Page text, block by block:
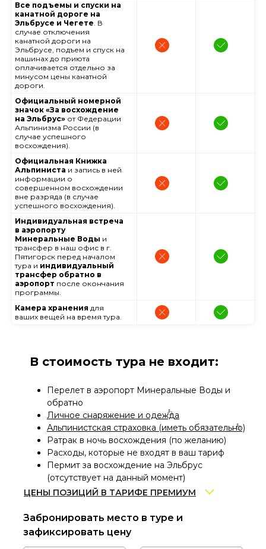
Все подъемы и спуски на
канатной дороге на
Эльбрусе и Чегете. В
случае отключения
канатной дороги на
Эльбрусе, подъем и спуск на
машинах до приюта
оплачивается отдельно за
минусом цены канатной
дороги.
Официальный номерной
значок «За восхождение
на Эльбрус» от Федерации
Альпинизма России (в
случае успешного
восхождения).
Официальная Книжка
Альпиниста и запись в ней
информации о
совершенном восхождении
вне разряда (в случае
успешного восхождения).
Индивидуальная встреча
в аэропорту
Минеральные Воды и
трансфер в наш офис в г.
Пятигорск перед началом
тура и индивидуальный
трансфер обратно в
аэропорт после окончания
программы.
Камера хранения для
ваших вещей на время тура.
ЦЕНЫ ПОЗИЦИЙ В ТАРИФЕ ПРЕМИУМ
Перелет в аэропорт Минеральные Воды и
обратно
Личное снаряжение и одежда
Альпинистская страховка (иметь обязательно)
Ратрак в ночь восхождения (по желанию)
Расходы, которые не входят в ваш тариф
Пермит за восхождение на Эльбрус
(отсутствует на данный момент)
В стоимость тура не входит:
Разница цены аренды
всех обязательных
позиций снаряжения и одежды по скидке 30
Забронировать место в туре и
зафиксировать цену